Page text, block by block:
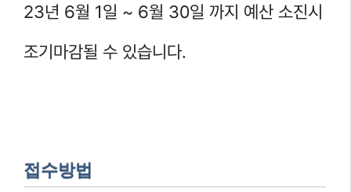
23년 6월 1일 ~ 6월 30일 까지 예산 소진시
조기마감될 수 있습니다.
접수방법